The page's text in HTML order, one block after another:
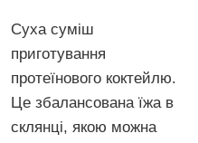
Суха суміш
приготування
протеїнового коктейлю.
Це збалансована їжа в
склянці, якою можна